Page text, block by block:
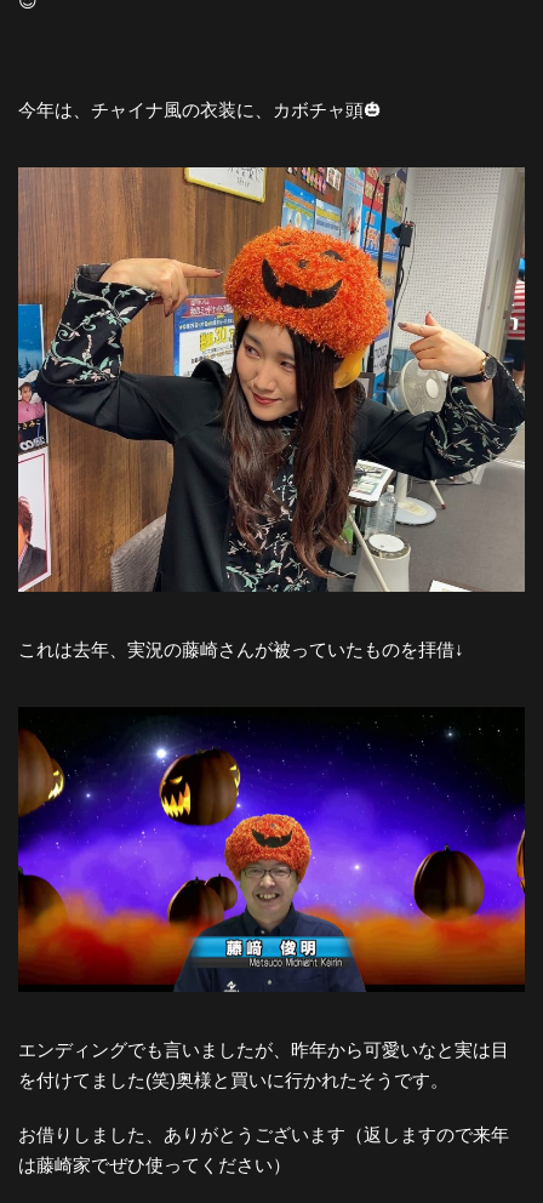
今年は、チャイナ風の衣装に、カボチャ頭🎃
これは去年、実況の藤崎さんが被っていたものを拝借↓
エンディングでも言いましたが、昨年から可愛いなと実は目
を付けてました(笑)奥様と買いに行かれたそうです。
お借りしました、ありがとうございます（返しますので来年
は藤崎家でぜひ使ってください）